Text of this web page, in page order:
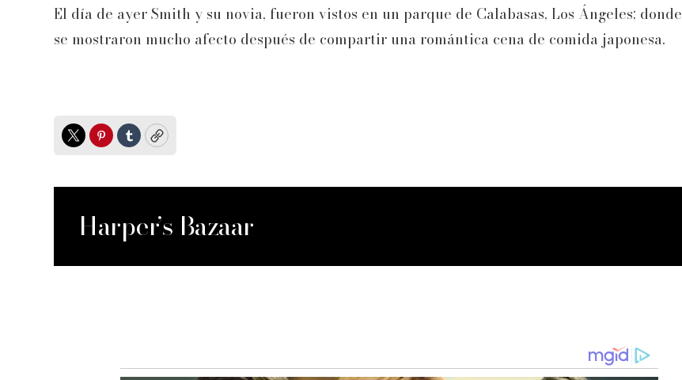
El día de ayer Smith y su novia, fueron vistos en un parque de Calabasas, Los Ángeles; donde
se mostraron mucho afecto después de compartir una romántica cena de comida japonesa.
TwitterPinterest
TumblrCopy
Harper’s Bazaar